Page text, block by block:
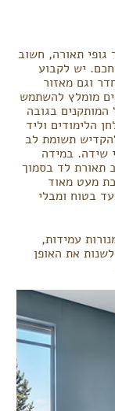
גופי תאורה, חשוב
יש לקבוע
וגם מאזור
מומלץ להשתמש
בגובה
הלימודים וליד
תשומת לב
שידה. במידה
תאורת לד בסמוך
מעט מאוד
בטוח ומבלי
עמידות,
את האופן